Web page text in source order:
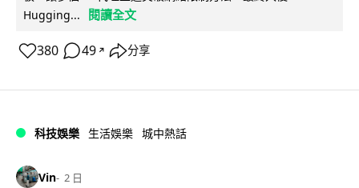
Hugging...
閱讀全文
380 49 ↗ 分享
科技娛樂 生活娛樂 城中熱話
Vin 2 日